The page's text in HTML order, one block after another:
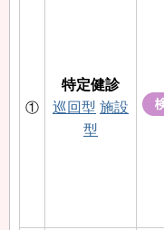
①
特定健診
巡回型 施設
型